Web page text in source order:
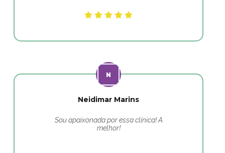
Neidimar Marins
Sou apaixonada por essa clínica! A
melhor!